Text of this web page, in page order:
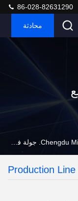
86-028-82631290
محادثة
Production Line